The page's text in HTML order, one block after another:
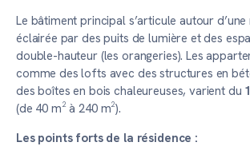
Le bâtiment principal s’articule autour
éclairée par des puits de lumière et des
double-hauteur (les orangeries). Les
comme des lofts avec des structures en
des boîtes en bois chaleureuses, varient du
(de 40 m² à 240 m²).
Les points forts de la résidence :